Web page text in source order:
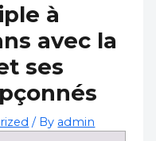
à
avec la
ses
/ By admin